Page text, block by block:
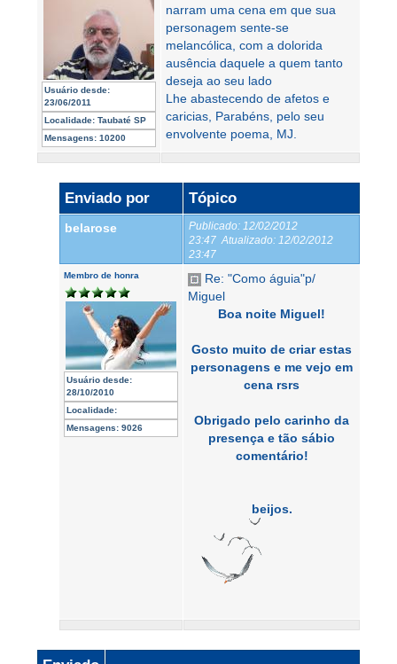
Usuário desde:
23/06/2011
Localidade: Taubaté SP
Mensagens: 10200
narram uma cena em que sua
personagem sente-se
melancólica, com a dolorida
ausência daquele a quem tanto
deseja ao seu lado
Lhe abastecendo de afetos e
caricias, Parabéns, pelo seu
envolvente poema, MJ.
Enviado por Tópico
belarose Publicado: 12/02/2012
23:47 Atualizado: 12/02/2012
23:47
Membro de honra
Usuário desde:
28/10/2010
Localidade:
Mensagens: 9026
Re: "Como águia"p/
Miguel
Boa noite Miguel!
Gosto muito de criar estas
personagens e me vejo em
cena rsrs
Obrigado pelo carinho da
presença e tão sábio
comentário!
beijos.